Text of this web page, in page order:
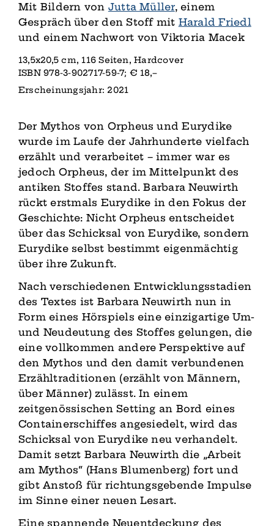
Mit Bildern von Jutta Müller, einem
Gespräch über den Stoff mit Harald Friedl
und einem Nachwort von Viktoria Macek
13,5x20,5 cm, 116 Seiten, Hardcover
ISBN 978-3-902717-59-7; € 18,–
Erscheinungsjahr: 2021
Der Mythos von Orpheus und Eurydike
wurde im Laufe der Jahrhunderte vielfach
erzählt und verarbeitet – immer war es
jedoch Orpheus, der im Mittelpunkt des
antiken Stoffes stand. Barbara Neuwirth
rückt erstmals Eurydike in den Fokus der
Geschichte: Nicht Orpheus entscheidet
über das Schicksal von Eurydike, sondern
Eurydike selbst bestimmt eigenmächtig
über ihre Zukunft.
Nach verschiedenen Entwicklungsstadien
des Textes ist Barbara Neuwirth nun in
Form eines Hörspiels eine einzigartige Um-
und Neudeutung des Stoffes gelungen, die
eine vollkommen andere Perspektive auf
den Mythos und den damit verbundenen
Erzähltraditionen (erzählt von Männern,
über Männer) zulässt. In einem
zeitgenössischen Setting an Bord eines
Containerschiffes angesiedelt, wird das
Schicksal von Eurydike neu verhandelt.
Damit setzt Barbara Neuwirth die „Arbeit
am Mythos“ (Hans Blumenberg) fort und
gibt Anstoß für richtungsgebende Impulse
im Sinne einer neuen Lesart.
Eine spannende Neuentdeckung des